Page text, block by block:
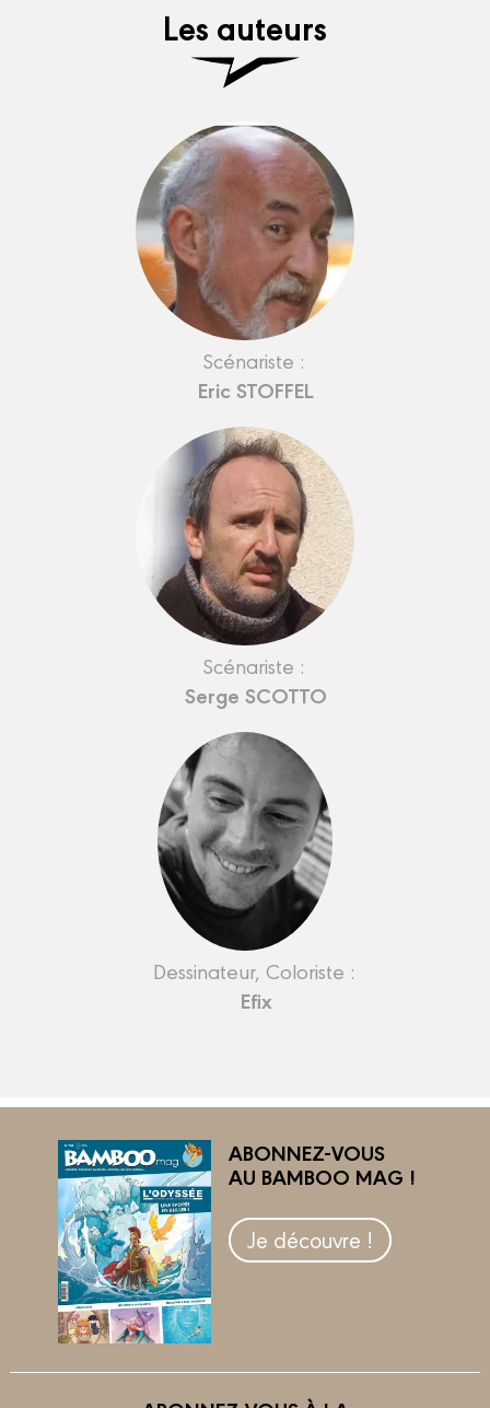
Les auteurs
Scénariste :
Eric STOFFEL
Scénariste :
Serge SCOTTO
Dessinateur, Coloriste :
Efix
ABONNEZ-VOUS
AU BAMBOO MAG !
Je découvre !